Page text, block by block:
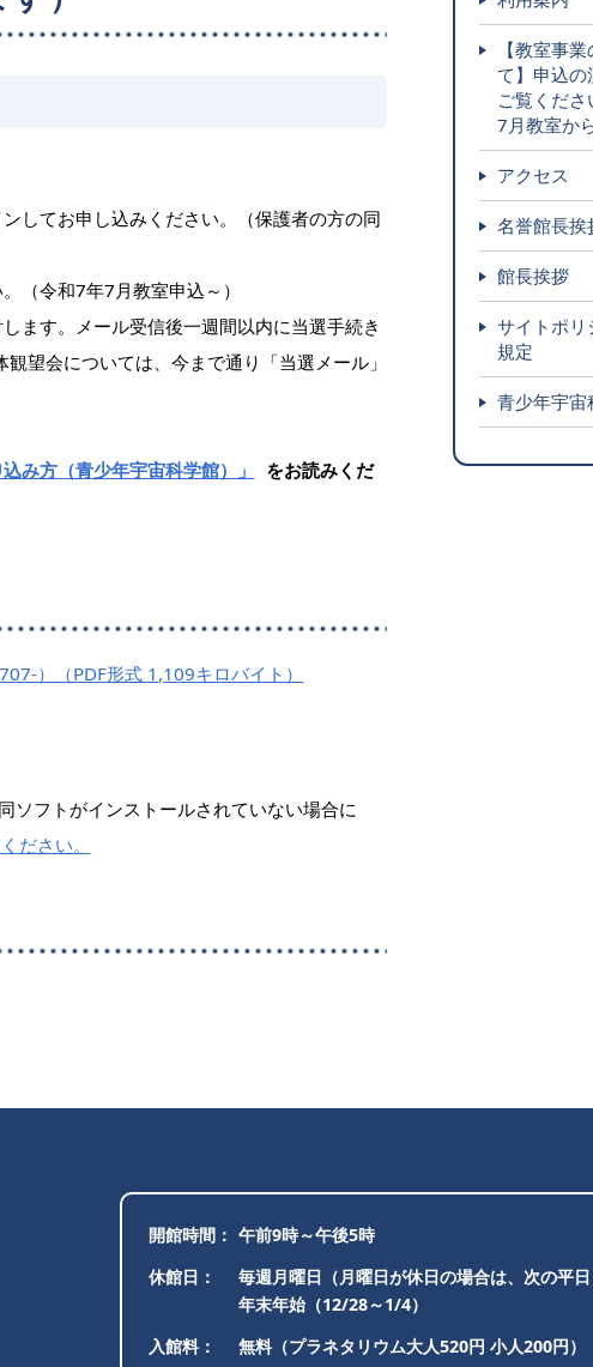
してお申し込みください。（保護者の方の同
（令和7年7月教室申込～）
ます。メール受信後一週間以内に当選手続き
望会については、今まで通り「当選メール」
み方（青少年宇宙科学館）」
をお読みくだ
）（PDF形式 1,109キロバイト）
ソフトがインストールされていない場合に
ださい。
【教室事
て】申込の
ご覧くだ
7月教室か
アクセス
名誉館長挨
館長挨拶
サイトポリ
規定
青少年宇
開館時間
午前9時～午後5時
休館日
毎週月曜日（月曜日が休日の場合は、次の平日
年末年始（12/28～1/4）
入館料
無料（プラネタリウム大人520円 小人200円）